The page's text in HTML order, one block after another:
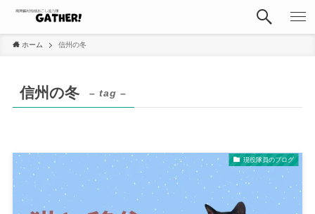
ホーム 信州の冬
信州の冬 – tag –
現役隊員のブログ